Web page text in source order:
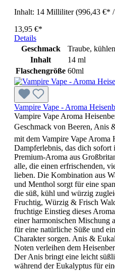
Inhalt: 14 Milliliter(996,43 €*
13,95 €*
Details
Geschmack
Traube,
Inhalt
14 ml
Flaschengröße 60ml
Vampire Vape - Aroma
Vampire Vape Aroma
Geschmack von Beeren,
mit dem Vampire Vape Aroma
Dampferlebnis, das dich sofort
Premium-Aroma aus
alle, die einen erfrischenden,
lieben. Die Kombination aus
und Menthol sorgt für eine
die süß, kühl und würzig
Fruchtig, Würzig & Frisch
fruchtige Einstieg dieses
einer harmonischen Mischung
für eine natürliche Süße und
Charakter sorgen. Anis &
Noten verleihen dem
Der Anis bringt eine leicht
während der Eukalyptus für